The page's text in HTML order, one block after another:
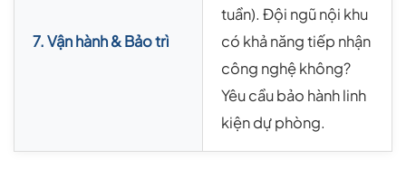
7. Vận hành & Bảo trì
tuần). Đội ngũ nội khu
có khả năng tiếp nhận
công nghệ không?
Yêu cầu bảo hành linh
kiện dự phòng.